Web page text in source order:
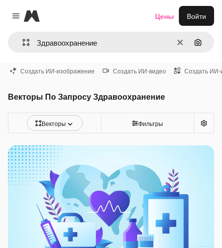
Close menu
Magnific
ОчиститьПоиск
Цены Войти
Создать ИИ-изображение Создать ИИ-видео Создать ИИ-
Векторы По Запросу Здравоохранение
Векторы Фильтры